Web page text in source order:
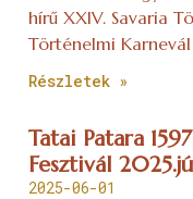
hírű XXIV. Savaria
Történelmi Karnevál
Részletek »
Tatai Patara
Fesztivál
2025-06-01